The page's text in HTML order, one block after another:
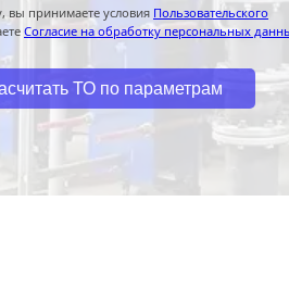
вы принимаете условия Пользовательского
Согласие на обработку персональных
ТО по параметрам